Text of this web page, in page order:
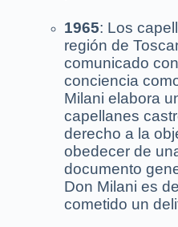
1965: Los
región de
comunicado
conciencia
Milani elabora
capellanes
derecho a la
obedecer de
documento
Don Milani es
cometido un